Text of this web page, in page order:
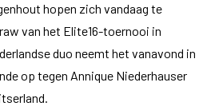
hopen zich vandaag te
van het Elite16-toernooi in
duo neemt het vanavond in
op tegen Annique Niederhauser